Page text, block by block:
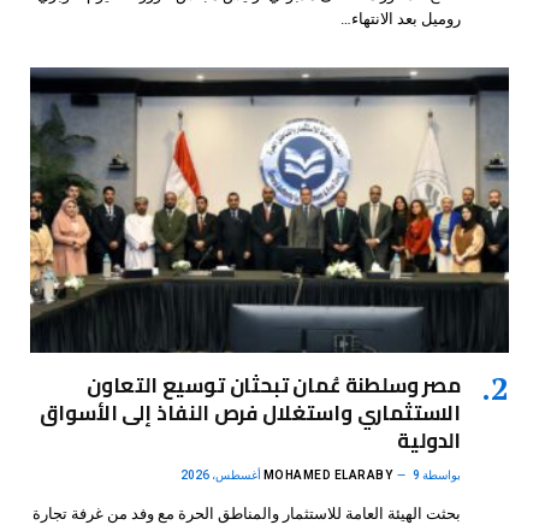
روميل بعد الانتهاء…
مصر وسلطنة عُمان تبحثان توسيع التعاون
الاستثماري واستغلال فرص النفاذ إلى الأسواق
الدولية
بواسطة MOHAMED ELARABY 9 أغسطس، 2026
بحثت الهيئة العامة للاستثمار والمناطق الحرة مع وفد من غرفة تجارة